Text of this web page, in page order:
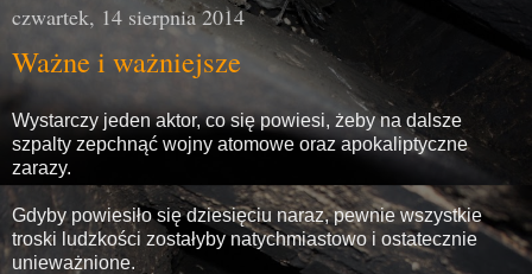
czwartek, 14 sierpnia 2014
Ważne i ważniejsze
Wystarczy jeden aktor, co się powiesi, żeby na dalsze
szpalty zepchnąć wojny atomowe oraz apokaliptyczne
zarazy.
Gdyby powiesiło się dziesięciu naraz, pewnie wszystkie
troski ludzkości zostałyby natychmiastowo i ostatecznie
unieważnione.